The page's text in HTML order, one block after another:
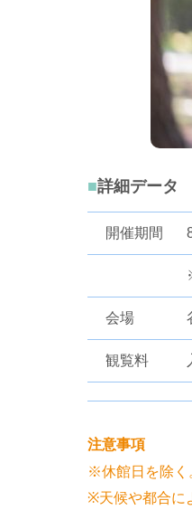
詳細データ
開催期間
会場
観覧料
注意事項
※休館日を除く
※天候や都合に